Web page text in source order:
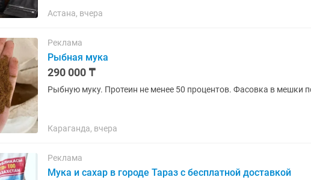
Астана, вчера
Реклама
Рыбная мука
290 000 ₸
Рыбную муку. Протеин не менее 50 процентов. Фасовка в мешки
Караганда, вчера
Реклама
Мука и сахар в городе Тараз с бесплатной доставкой